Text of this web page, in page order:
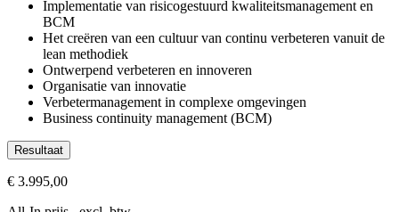
Implementatie van risicogestuurd kwaliteitsmanagement en
BCM
Het creëren van een cultuur van continu verbeteren vanuit de
lean methodiek
Ontwerpend verbeteren en innoveren
Organisatie van innovatie
Verbetermanagement in complexe omgevingen
Business continuity management (BCM)
Resultaat
Je implementeert risicogestuurd kwaliteitsmanagement en
€ 3.995,00